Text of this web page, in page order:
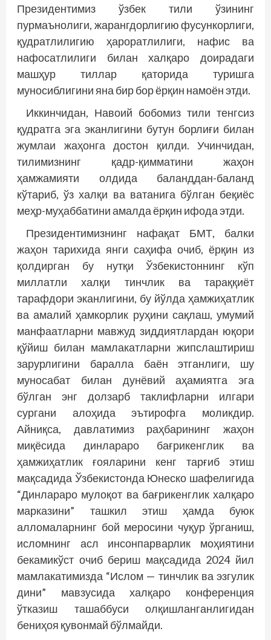
Президентимиз ўзбек тили ўзининг
пурмаънолиги, жарангдорлигию фусункорлиги,
қудратлилигию ҳароратлилиги, нафис ва
нафосатлилиги билан халқаро доирадаги
машҳур тиллар қаторида туришга
муносиблигини яна бир бор ёрқин намоён этди.
Иккинчидан, Навоий бобомиз тили тенгсиз
қудратга эга эканлигини бутун борлиғи билан
жумлаи жаҳонга достон қилди. Учинчидан,
тилимизнинг қадр-қимматини жаҳон
ҳамжамияти олдида баланддан-баланд
кўтариб, ўз халқи ва ватанига бўлган беқиёс
меҳр-муҳаббатини амалда ёрқин ифода этди.
Президентимизнинг нафақат БМТ, балки
жаҳон тарихида янги саҳифа очиб, ёрқин из
қолдирган бу нутқи Ўзбекистоннинг кўп
миллатли халқи тинч­лик ва тараққиёт
тарафдори эканлигини, бу йўлда ҳамжиҳатлик
ва амалий ҳамкорлик руҳини сақлаш, умумий
манфаатларни мавжуд зиддиятлардан юқори
қўйиш билан мамлакатларни жипслаштириш
зарурлигини баралла баён этганлиги, шу
муносабат билан дунё­вий аҳамиятга эга
бўлган энг долзарб таклифларни илгари
сургани алоҳида эътирофга моликдир.
Айниқса, давлатимиз раҳбарининг жаҳон
миқёсида динлараро бағрикенглик ва
ҳамжиҳатлик ғояларини кенг тарғиб этиш
мақсадида Ўзбекистонда Юнеско шафелигида
“Динлараро мулоқот ва бағрикенг­лик халқаро
марказини” ташкил этиш ҳамда буюк
алломаларнинг бой меросини чуқур ўрганиш,
исломнинг асл инсонпарварлик моҳиятини
бекамикўст очиб бериш мақсадида 2024 йил
мамлакатимизда “Ислом — тинчлик ва эзгулик
дини” мавзусида халқаро конференция
ўтказиш ташаббуси олқишланганлигидан
бениҳоя қувонмай бўлмайди.